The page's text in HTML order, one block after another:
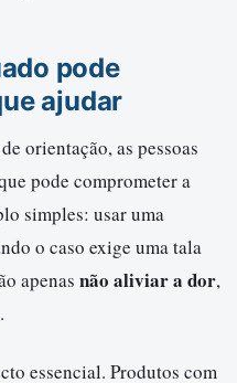
pode
ajudar
orientação, as pessoas
pode comprometer a
simples: usar uma
o caso exige uma tala
apenas não aliviar a dor,
.
essencial. Produtos com